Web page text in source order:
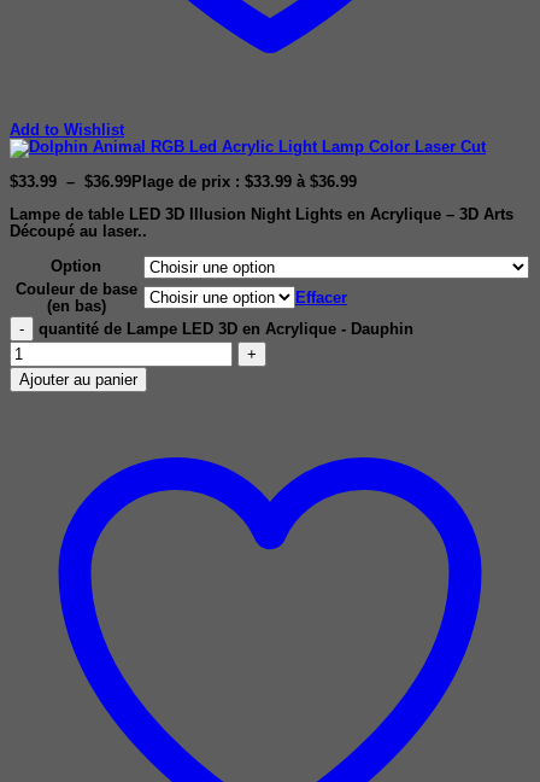
Add to Wishlist
$33.99 – $36.99 Plage de prix : $33.99 à $36.99
Lampe de table LED 3D Illusion Night Lights en Acrylique – 3D Arts
Découpé au laser..
Option
Couleur de base
(en bas)
Effacer
quantité de Lampe LED 3D en Acrylique - Dauphin
Ajouter au panier